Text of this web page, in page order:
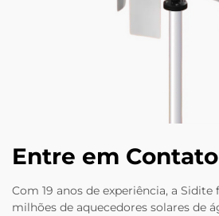
Entre em
Com 19 anos de experiência, a
milhões de aquecedores solares de